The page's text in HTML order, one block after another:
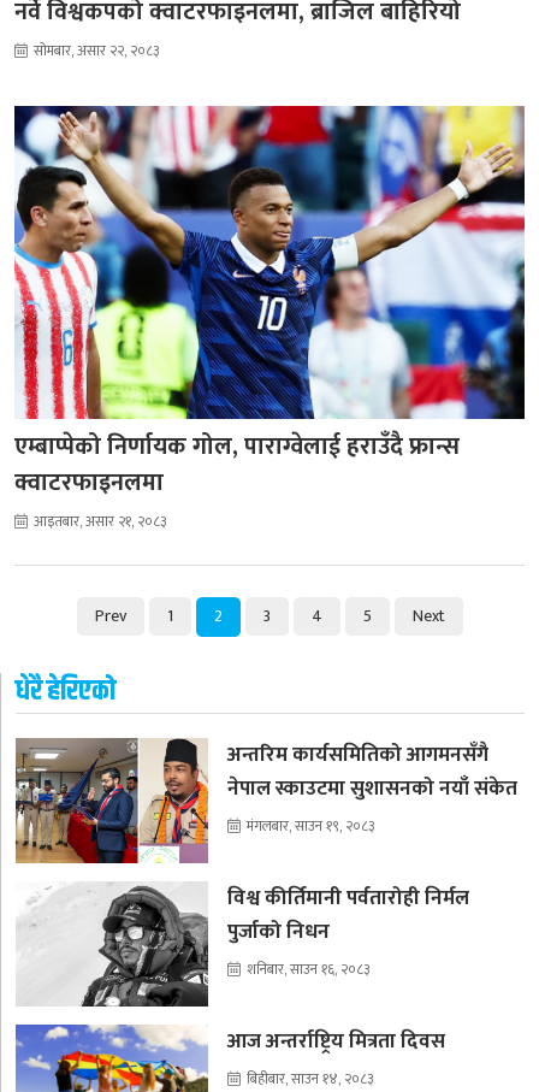
नर्वे विश्वकपको क्वाटरफाइनलमा, ब्राजिल बाहिरियो
सोमबार, असार २२, २०८३
एम्बाप्पेको निर्णायक गोल, पाराग्वेलाई हराउँदै फ्रान्स
क्वाटरफाइनलमा
आइतबार, असार २१, २०८३
Prev 1 2 3 4 5 Next
धेरै हेरिएको
अन्तरिम कार्यसमितिको आगमनसँगै
नेपाल स्काउटमा सुशासनको नयाँ संकेत
मंगलबार, साउन १९, २०८३
विश्व कीर्तिमानी पर्वतारोही निर्मल
पुर्जाको निधन
शनिबार, साउन १६, २०८३
आज अन्तर्राष्ट्रिय मित्रता दिवस
बिहीबार, साउन १४, २०८३